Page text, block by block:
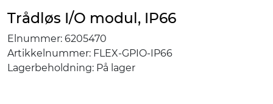
Trådløs I/O modul, IP66
Elnummer: 6205470
Artikkelnummer: FLEX-GPIO-IP66
Lagerbeholdning: På lager